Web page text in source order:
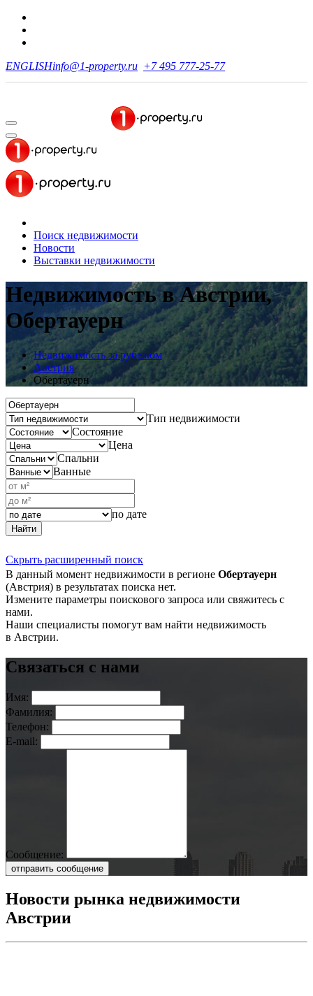
ENGLISHinfo@1-property.ru +7 495 777-25-77
Поиск недвижимости
Новости
Выставки недвижимости
Недвижимость в Австрии,
Обертауерн
Недвижимость за рубежом
Австрия
Обертауерн
Тип недвижимости
Состояние
Цена
Спальни
Ванные
по дате
Найти
Скрыть расширенный поиск
В данный момент недвижимости в регионе Обертауерн
(Австрия) в результатах поиска нет.
Измените параметры поискового запроса или свяжитесь с
нами.
Наши специалисты помогут вам найти недвижимость
в Австрии.
Связаться с нами
Имя:
Фамилия:
Телефон:
E-mail:
Сообщение:
отправить сообщение
Новости рынка недвижимости
Австрии